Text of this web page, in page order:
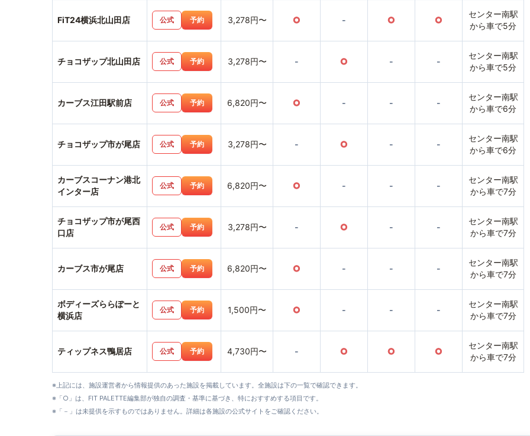
FiT24横浜北山田店 公式 予約 3,278円〜 ○ - ○ ○
センター南駅
から車で5分
チョコザップ北山田店 公式 予約 3,278円〜 - ○ - -
センター南駅
から車で5分
カーブス江田駅前店 公式 予約 6,820円〜 ○ - - -
センター南駅
から車で6分
チョコザップ市が尾店 公式 予約 3,278円〜 - ○ - -
センター南駅
から車で6分
カーブスコーナン港北
インター店
公式 予約 6,820円〜 ○ - - -
センター南駅
から車で7分
チョコザップ市が尾西
口店
公式 予約 3,278円〜 - ○ - -
センター南駅
から車で7分
カーブス市が尾店 公式 予約 6,820円〜 ○ - - -
センター南駅
から車で7分
ボディーズららぽーと
横浜店
公式 予約 1,500円〜 ○ - - -
センター南駅
から車で7分
ティップネス鴨居店 公式 予約 4,730円〜 - ○ ○ ○
センター南駅
から車で7分
※上記には、施設運営者から情報提供のあった施設を掲載しています。全施設は下の一覧で確認できます。
※「○」は、FIT PALETTE編集部が独自の調査・基準に基づき、特におすすめする項目です。
※「－」は未提供を示すものではありません。詳細は各施設の公式サイトをご確認ください。